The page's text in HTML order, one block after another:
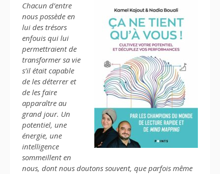
Chacun d’entre
nous possède en
lui des trésors
enfouis qui lui
permettraient de
transformer sa vie
s’il était capable
de les déterrer et
de les faire
apparaître au
grand jour. Un
potentiel, une
énergie, une
intelligence
sommeillent en
nous, dont nous doutons souvent, que parfois même